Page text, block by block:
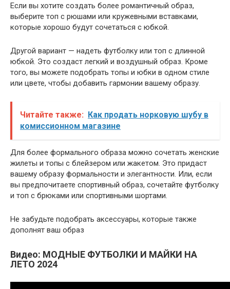
Если вы хотите создать более романтичный образ,
выберите топ с рюшами или кружевными вставками,
которые хорошо будут сочетаться с юбкой.
Другой вариант — надеть футболку или топ с длинной
юбкой. Это создаст легкий и воздушный образ. Кроме
того, вы можете подобрать топы и юбки в одном стиле
или цвете, чтобы добавить гармонии вашему образу.
Читайте также: Как продать норковую шубу в
комиссионном магазине
Для более формального образа можно сочетать женские
жилеты и топы с блейзером или жакетом. Это придаст
вашему образу формальности и элегантности. Или, если
вы предпочитаете спортивный образ, сочетайте футболку
и топ с брюками или спортивными шортами.
Не забудьте подобрать аксессуары, которые также
дополнят ваш образ
Видео: МОДНЫЕ ФУТБОЛКИ И МАЙКИ НА
ЛЕТО 2024